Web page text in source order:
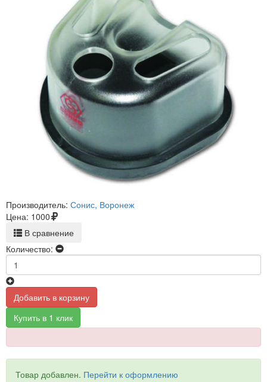
Производитель: Сонис, Воронеж
Цена: 1000
В сравнение
Количество:
Добавить в корзину
Купить в 1 клик
Товар добавлен. Перейти к оформлению